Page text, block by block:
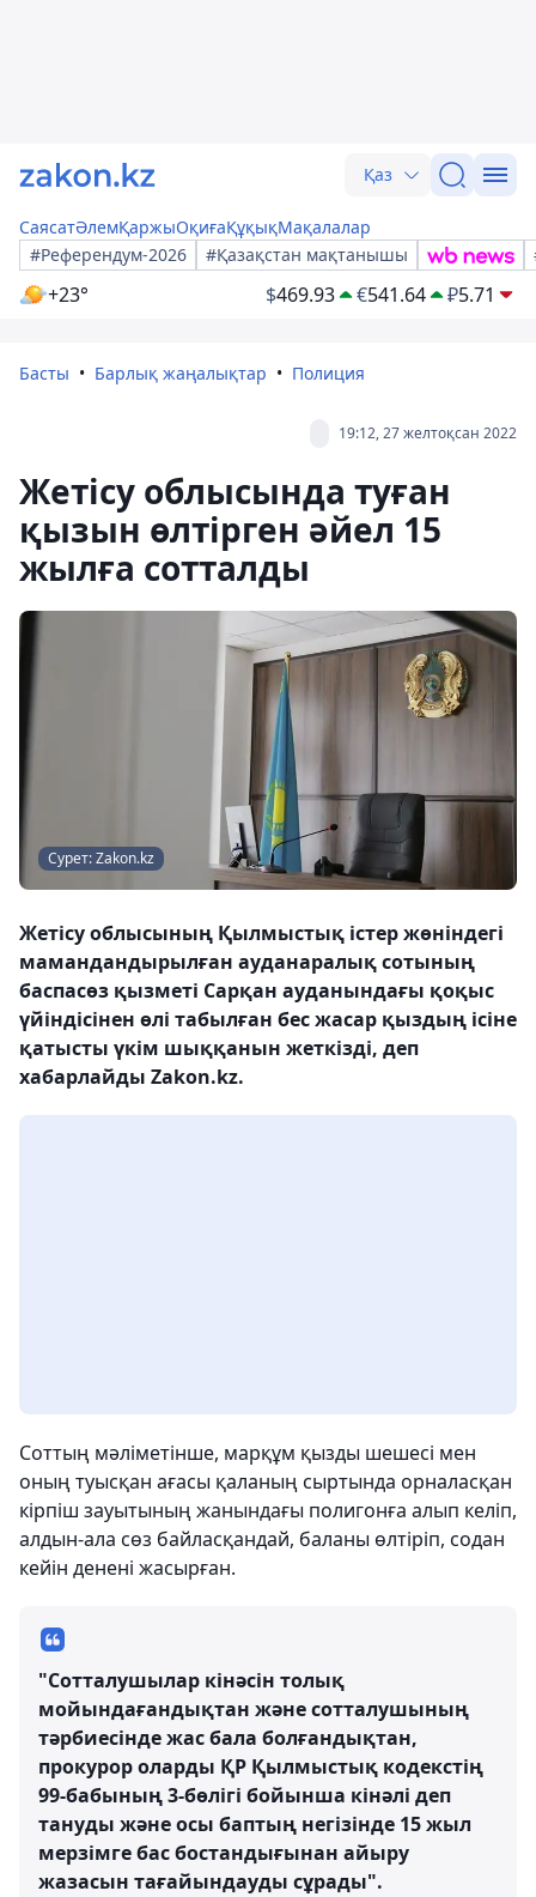
Қаз
СаясатӘлемҚаржыОқиғаҚұқықМақалалар
#Референдум-2026
#Қазақстан мақтанышы
+23° $469.93 €541.64 ₽5.71
Басты Барлық жаңалықтар Полиция
19:12, 27 желтоқсан 2022
Жетісу облысында туған
қызын өлтірген әйел 15
жылға сотталды
Сурет: Zakon.kz
Жетісу облысының Қылмыстық істер жөніндегі
мамандандырылған ауданаралық сотының
баспасөз қызметі Сарқан ауданындағы қоқыс
үйіндісінен өлі табылған бес жасар қыздың ісіне
қатысты үкім шыққанын жеткізді, деп
хабарлайды Zakon.kz.
Соттың мәліметінше, марқұм қызды шешесі мен
оның туысқан ағасы қаланың сыртында орналасқан
кірпіш зауытының жанындағы полигонға алып келіп,
алдын-ала сөз байласқандай, баланы өлтіріп, содан
кейін денені жасырған.
"Сотталушылар кінәсін толық
мойындағандықтан және сотталушының
тәрбиесінде жас бала болғандықтан,
прокурор оларды ҚР Қылмыстық кодекстің
99-бабының 3-бөлігі бойынша кінәлі деп
тануды және осы баптың негізінде 15 жыл
мерзімге бас бостандығынан айыру
жазасын тағайындауды сұрады".